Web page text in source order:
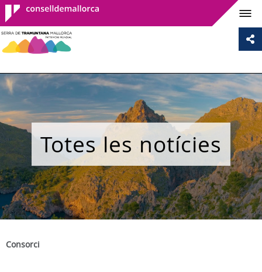
Consell de
Mallorca
Totes les notícies
Consorci